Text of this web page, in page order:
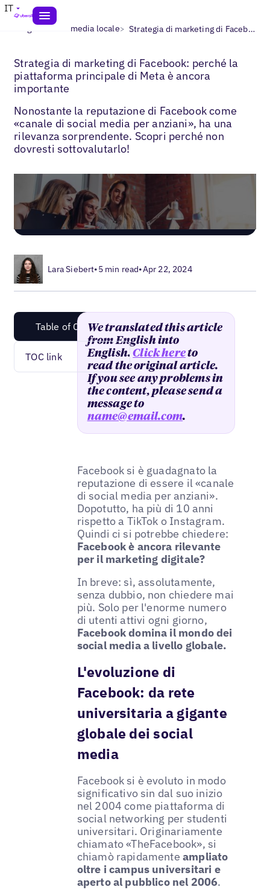
IT
Blogs> Social media locale> Strategia di marketing di Facebook
Strategia di marketing di Facebook: perché la
piattaforma principale di Meta è ancora
importante
Nonostante la reputazione di Facebook come
«canale di social media per anziani», ha una
rilevanza sorprendente. Scopri perché non
dovresti sottovalutarlo!
Lara Siebert•5 min read•Apr 22, 2024
Table of Content
TOC link
We translated this article
from English into
English.Click hereto
read the original article.
If you see any problems in
the content, please send a
message to
name@email.com.
Facebook si è guadagnato la
reputazione di essere il «canale
di social media per anziani».
Dopotutto, ha più di 10 anni
rispetto a TikTok o Instagram.
Quindi ci si potrebbe chiedere:
Facebook è ancora rilevante
per il marketing digitale?
In breve: sì, assolutamente,
senza dubbio, non chiedere mai
più. Solo per l'enorme numero
di utenti attivi ogni giorno,
Facebook domina il mondo dei
social media a livello globale.
L'evoluzione di
Facebook: da rete
universitaria a gigante
globale dei social
media
Facebook si è evoluto in modo
significativo sin dal suo inizio
nel 2004 come piattaforma di
social networking per studenti
universitari. Originariamente
chiamato «TheFacebook», si
chiamò rapidamenteampliato
oltre i campus universitari e
aperto al pubblico nel 2006.